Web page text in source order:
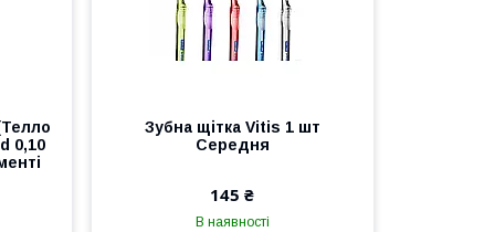
0,10
Зубна щітка Vitis 1 шт
Середня
145 ₴
В наявності